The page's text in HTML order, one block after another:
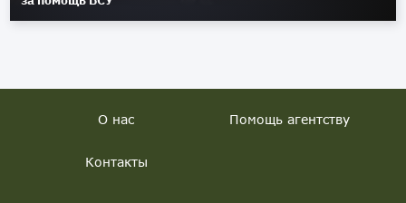
О нас Помощь агентству
Контакты